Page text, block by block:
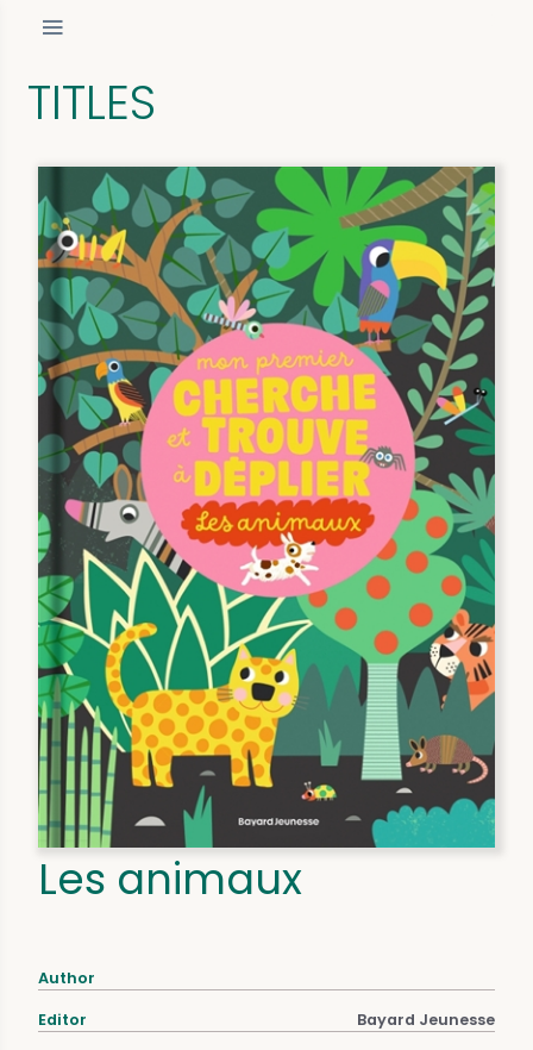
TITLES
Les animaux
Author
Editor Bayard Jeunesse